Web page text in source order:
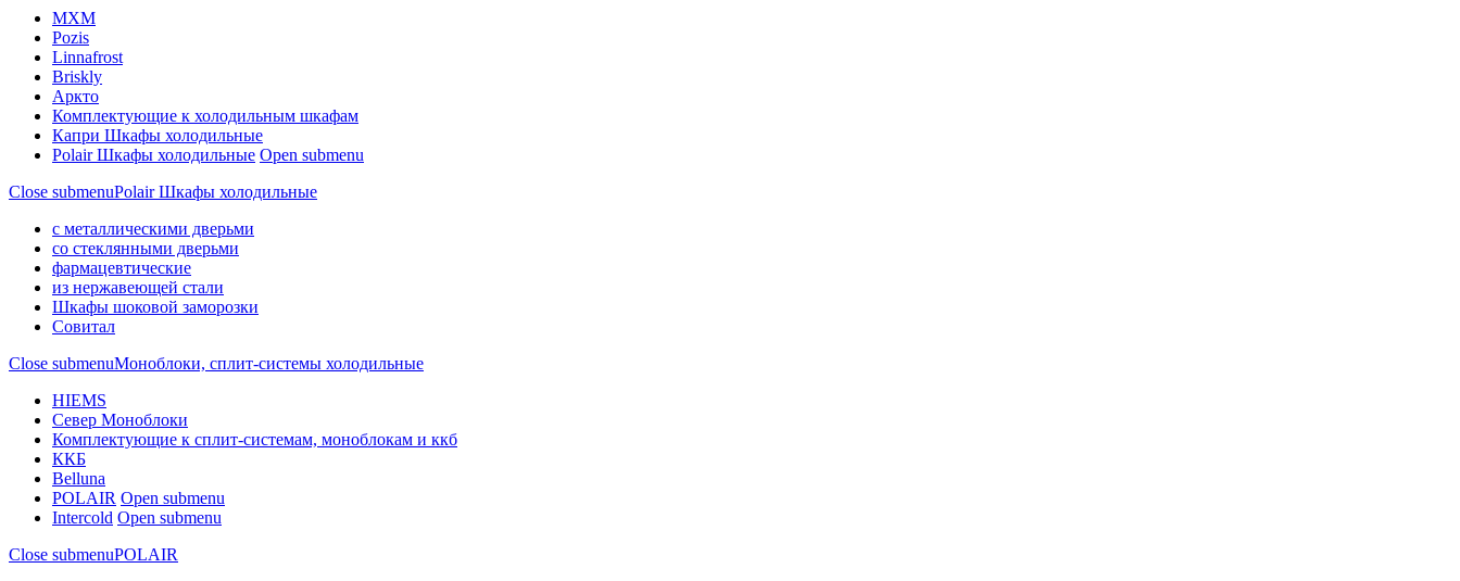
МХМ
Pozis
Linnafrost
Briskly
Аркто
Комплектующие к холодильным шкафам
Капри Шкафы холодильные
Polair Шкафы холодильные Open submenu
Close submenuPolair Шкафы холодильные
с металлическими дверьми
со стеклянными дверьми
фармацевтические
из нержавеющей стали
Шкафы шоковой заморозки
Совитал
Close submenuМоноблоки, сплит-системы холодильные
HIEMS
Север Моноблоки
Комплектующие к сплит-системам, моноблокам и ккб
ККБ
Belluna
POLAIR Open submenu
Intercold Open submenu
Close submenuPOLAIR